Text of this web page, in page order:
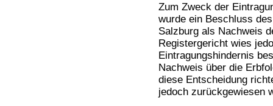
Zum Zweck der
wurde ein Beschluss
Salzburg als Nachweis
Registergericht wies
Eintragungshindernis
Nachweis über die
diese Entscheidung
jedoch zurückgewiesen